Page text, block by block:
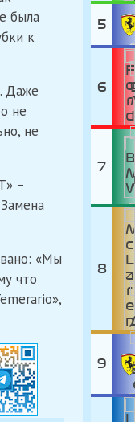
была
к
Даже
не
не
–
«Мы
что
5
6
7
8
9